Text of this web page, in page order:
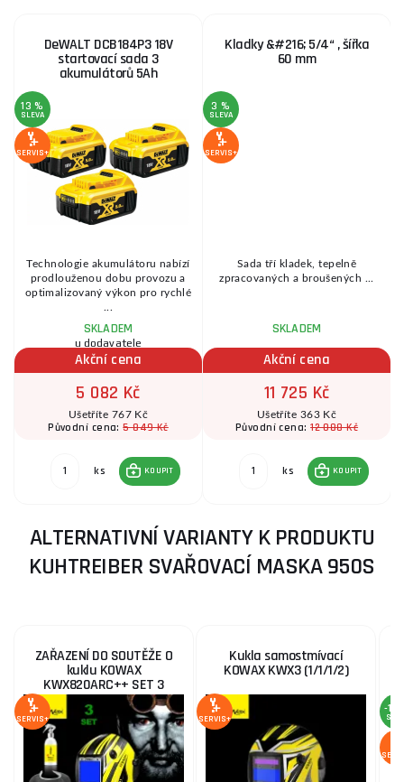
DeWALT DCB184P3 18V
startovací sada 3
akumulátorů 5Ah
13 %
SLEVA
SERVIS+
Technologie akumulátoru nabízí
prodlouženou dobu provozu a
optimalizovaný výkon pro rychlé
SKLADEM
u dodavatele
Akční cena
5 082 Kč
Ušetříte 767 Kč
Původní cena:5 849 Kč
ks KOUPIT
Kladky &#216; 5/4“ , šířka
60 mm
3 %
SLEVA
SERVIS+
Sada tří kladek, tepelně
zpracovaných a broušených ...
SKLADEM
Akční cena
11 725 Kč
Ušetříte 363 Kč
Původní cena:12 088 Kč
ks KOUPIT
ALTERNATIVNÍ VARIANTY K PRODUKTU
KUHTREIBER SVAŘOVACÍ MASKA 950S
ZAŘAZENÍ DO SOUTĚŽE O
kuklu KOWAX
KWX820ARC++ SET 3
SERVIS+
Kukla samostmívací
KOWAX KWX3 (1/1/1/2)
SERVIS+
-16